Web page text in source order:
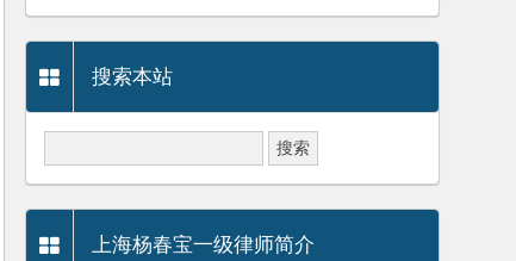
搜索本站
上海杨春宝一级律师简介